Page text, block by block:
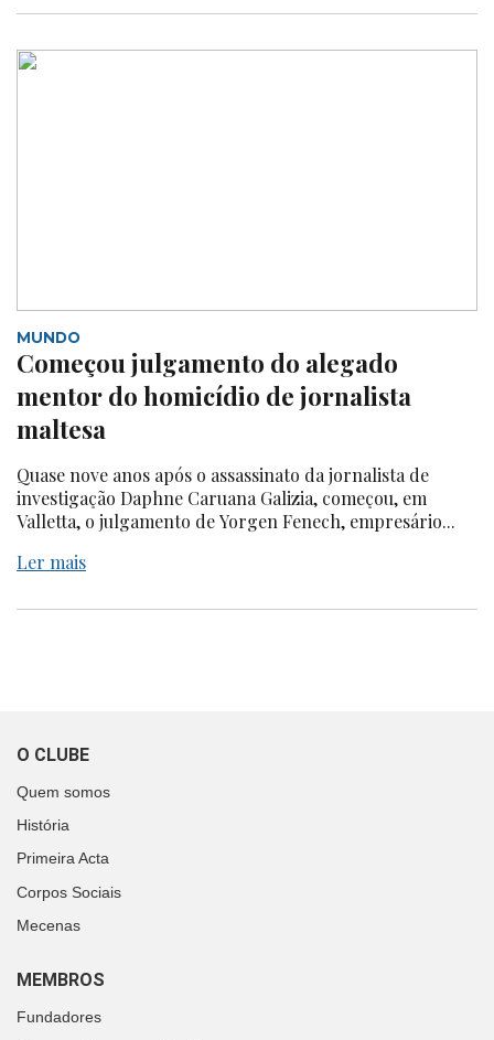
MUNDO
Começou julgamento do alegado
mentor do homicídio de jornalista
maltesa
Quase nove anos após o assassinato da jornalista de
investigação Daphne Caruana Galizia, começou, em
Valletta, o julgamento de Yorgen Fenech, empresário...
Ler mais
O CLUBE
Quem somos
História
Primeira Acta
Corpos Sociais
Mecenas
MEMBROS
Fundadores